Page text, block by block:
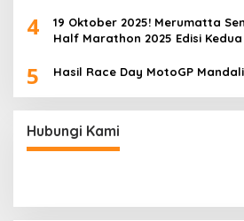
4
19 Oktober 2025! Merumatta
Half Marathon 2025 Edisi Kedua
5 Hasil Race Day MotoGP
Hubungi Kami